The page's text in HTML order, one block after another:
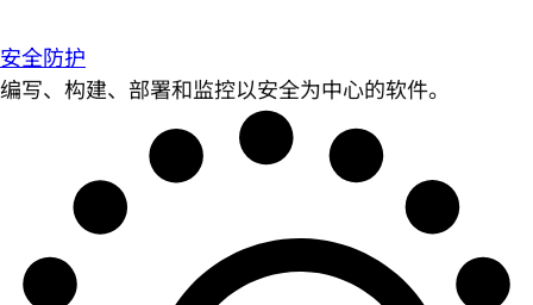
安全防护
编写、构建、部署和监控以安全为中心的软件。